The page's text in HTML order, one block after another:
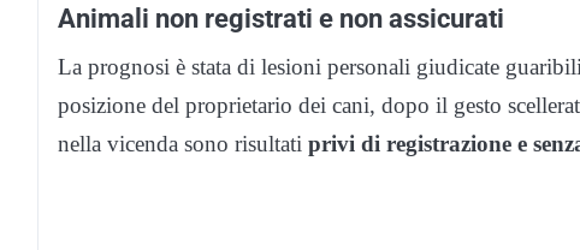
Animali non registrati e non assicurati
La prognosi è stata di lesioni personali giudicate
posizione del proprietario dei cani, dopo il gesto
nella vicenda sono risultati privi di registrazione e